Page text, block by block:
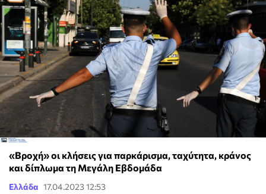
«Βροχή» οι κλήσεις για παρκάρισμα, ταχύτητα, κράνος
και δίπλωμα τη Μεγάλη Εβδομάδα
Ελλάδα 17.04.2023 12:53